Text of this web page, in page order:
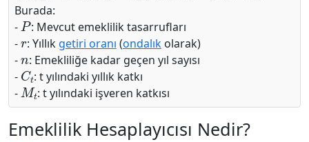
Burada:
-
P
: Mevcut emeklilik tasarrufları
-
r
: Yıllık getiri oranı (ondalıkolarak)
-
n
: Emekliliğe kadar geçen yıl sayısı
-
Ct
: t yılındaki yıllık katkı
-
Mt
: t yılındaki işveren katkısı
Emeklilik Hesaplayıcısı Nedir?